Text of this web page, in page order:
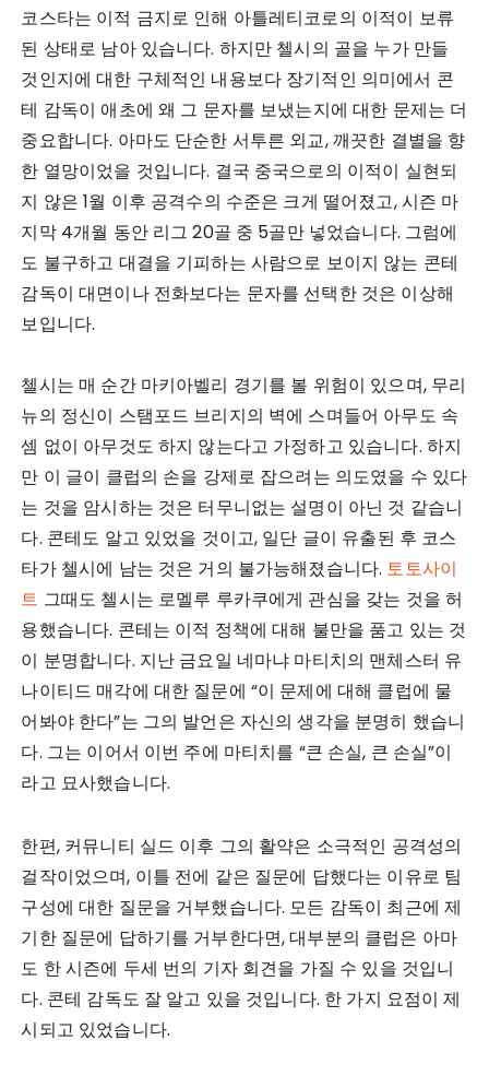
코스타는 이적 금지로 인해 아틀레티코로의 이적이 보류
된 상태로 남아 있습니다. 하지만 첼시의 골을 누가 만들
것인지에 대한 구체적인 내용보다 장기적인 의미에서 콘
테 감독이 애초에 왜 그 문자를 보냈는지에 대한 문제는 더
중요합니다. 아마도 단순한 서투른 외교, 깨끗한 결별을 향
한 열망이었을 것입니다. 결국 중국으로의 이적이 실현되
지 않은 1월 이후 공격수의 수준은 크게 떨어졌고, 시즌 마
지막 4개월 동안 리그 20골 중 5골만 넣었습니다. 그럼에
도 불구하고 대결을 기피하는 사람으로 보이지 않는 콘테
감독이 대면이나 전화보다는 문자를 선택한 것은 이상해
보입니다.
첼시는 매 순간 마키아벨리 경기를 볼 위험이 있으며, 무리
뉴의 정신이 스탬포드 브리지의 벽에 스며들어 아무도 속
셈 없이 아무것도 하지 않는다고 가정하고 있습니다. 하지
만 이 글이 클럽의 손을 강제로 잡으려는 의도였을 수 있다
는 것을 암시하는 것은 터무니없는 설명이 아닌 것 같습니
다. 콘테도 알고 있었을 것이고, 일단 글이 유출된 후 코스
타가 첼시에 남는 것은 거의 불가능해졌습니다. 토토사이
트 그때도 첼시는 로멜루 루카쿠에게 관심을 갖는 것을 허
용했습니다. 콘테는 이적 정책에 대해 불만을 품고 있는 것
이 분명합니다. 지난 금요일 네마냐 마티치의 맨체스터 유
나이티드 매각에 대한 질문에 “이 문제에 대해 클럽에 물
어봐야 한다”는 그의 발언은 자신의 생각을 분명히 했습니
다. 그는 이어서 이번 주에 마티치를 “큰 손실, 큰 손실”이
라고 묘사했습니다.
한편, 커뮤니티 실드 이후 그의 활약은 소극적인 공격성의
걸작이었으며, 이틀 전에 같은 질문에 답했다는 이유로 팀
구성에 대한 질문을 거부했습니다. 모든 감독이 최근에 제
기한 질문에 답하기를 거부한다면, 대부분의 클럽은 아마
도 한 시즌에 두세 번의 기자 회견을 가질 수 있을 것입니
다. 콘테 감독도 잘 알고 있을 것입니다. 한 가지 요점이 제
시되고 있었습니다.